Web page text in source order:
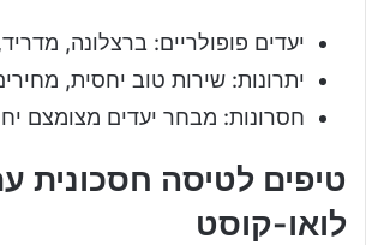
יעדים פופולריים: ברצלונה,
יתרונות: שירות טוב יחסית,
חסרונות: מבחר יעדים מצומצם
טיפים לטיסה חסכונית
לואו-קוסט